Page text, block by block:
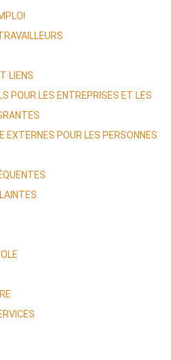
LIENS
POUR LES ENTREPRISES ET LES
EXTERNES POUR LES PERSONNES